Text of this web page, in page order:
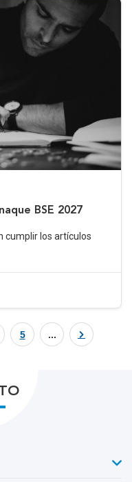
BSE 2027
cumplir los artículos
5 ...